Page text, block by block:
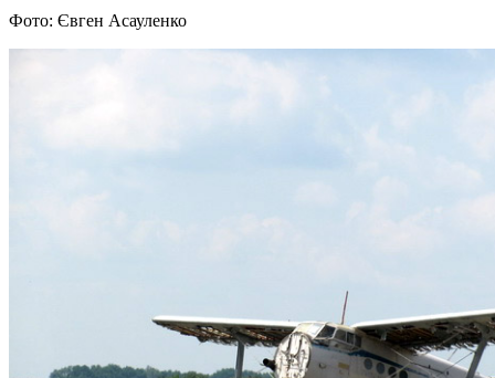
Фото: Євген Асауленко